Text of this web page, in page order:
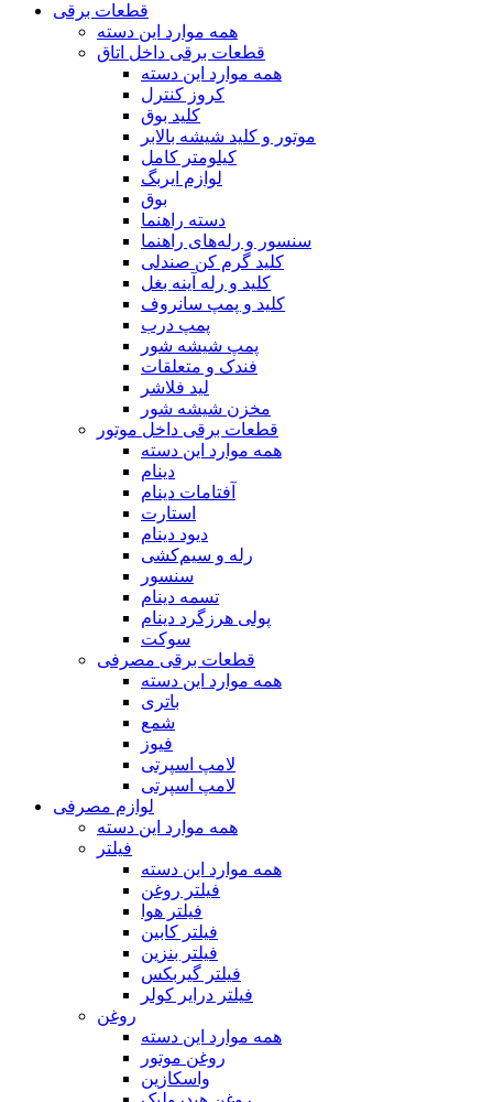
قطعات برقی
همه موارد این دسته
قطعات برقی داخل اتاق
همه موارد این دسته
کروز کنترل
کلید بوق
موتور و کلید شیشه بالابر
کیلومتر کامل
لوازم ایربگ
بوق
دسته راهنما
سنسور و رله‌های راهنما
کلید گرم کن صندلی
کلید و رله آینه بغل
کلید و پمپ سانروف
پمپ درب
پمپ شیشه شور
فندک و متعلقات
لید فلاشر
مخزن شیشه شور
قطعات برقی داخل موتور
همه موارد این دسته
دینام
آفتامات دینام
استارت
دیود دینام
رله و سیم‌کشی
سنسور
تسمه‌‌ دینام
پولی هرزگرد دینام
سوکت
قطعات برقی مصرفی
همه موارد این دسته
باتری
شمع
فیوز
لامپ اسپرتی
لامپ اسپرتی
لوازم مصرفی
همه موارد این دسته
فیلتر
همه موارد این دسته
فیلتر روغن
فیلتر هوا
فیلتر کابین
فیلتر بنزین
فیلتر گیربکس
فیلتر درایر کولر
روغن
همه موارد این دسته
روغن موتور
واسکازین